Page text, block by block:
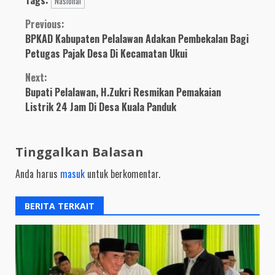
Gelar Vaksinasi Massal
Continue
Reading
Previous:
BPKAD Kabupaten Pelalawan Adakan Pembekalan Bagi
Petugas Pajak Desa Di Kecamatan Ukui
Next:
Bupati Pelalawan, H.Zukri Resmikan Pemakaian
Listrik 24 Jam Di Desa Kuala Panduk
Tinggalkan Balasan
Anda harus masuk untuk berkomentar.
BERITA TERKAIT